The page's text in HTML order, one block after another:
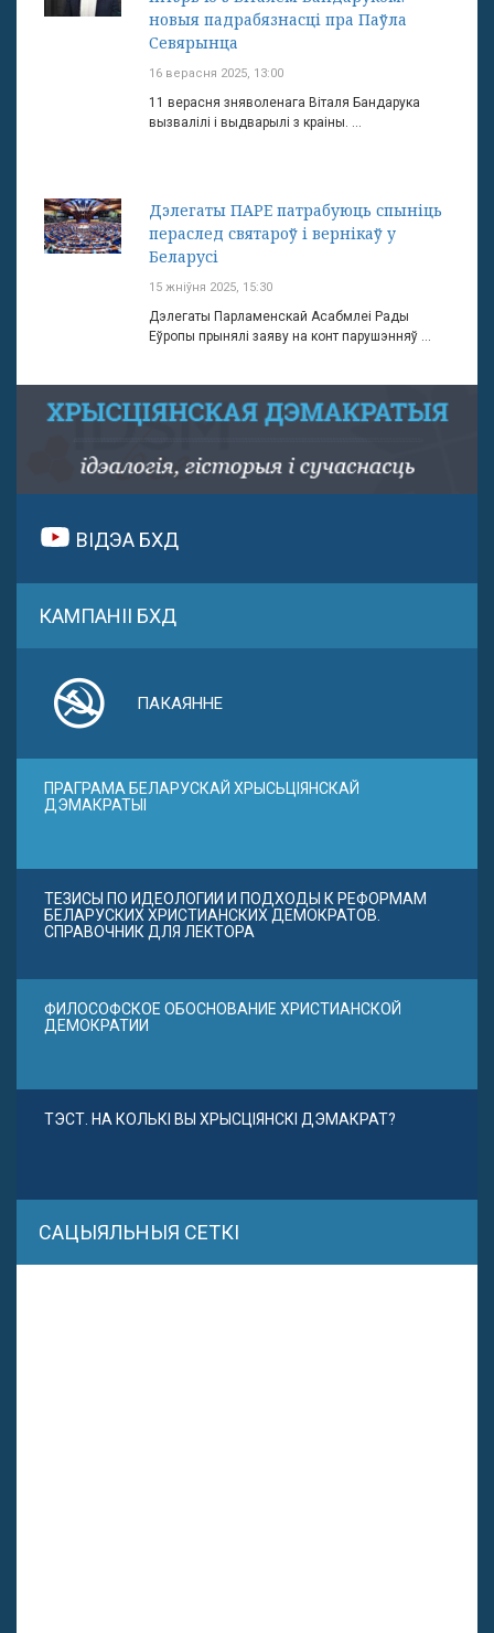
новыя падрабязнасці пра Паўла
Севярынца
16 верасня 2025, 13:00
11 верасня зняволенага Віталя Бандарука
вызвалілі і выдварылі з краіны. ...
Дэлегаты ПАРЕ патрабуюць спыніць
пераслед святароў і вернікаў у
Беларусі
15 жніўня 2025, 15:30
Дэлегаты Парламенскай Асабмлеі Рады
Еўропы прынялі заяву на конт парушэнняў ...
ВІДЭА БХД
КАМПАНІІ БХД
ПАКАЯННЕ
ПРАГРАМА БЕЛАРУСКАЙ ХРЫСЬЦІЯНСКАЙ
ДЭМАКРАТЫІ
ТЕЗИСЫ ПО ИДЕОЛОГИИ И ПОДХОДЫ К РЕФОРМАМ
БЕЛАРУСКИХ ХРИСТИАНСКИХ ДЕМОКРАТОВ.
СПРАВОЧНИК ДЛЯ ЛЕКТОРА
ФИЛОСОФСКОЕ ОБОСНОВАНИЕ ХРИСТИАНСКОЙ
ДЕМОКРАТИИ
ТЭСТ. НА КОЛЬКІ ВЫ ХРЫСЦІЯНСКІ ДЭМАКРАТ?
САЦЫЯЛЬНЫЯ СЕТКІ